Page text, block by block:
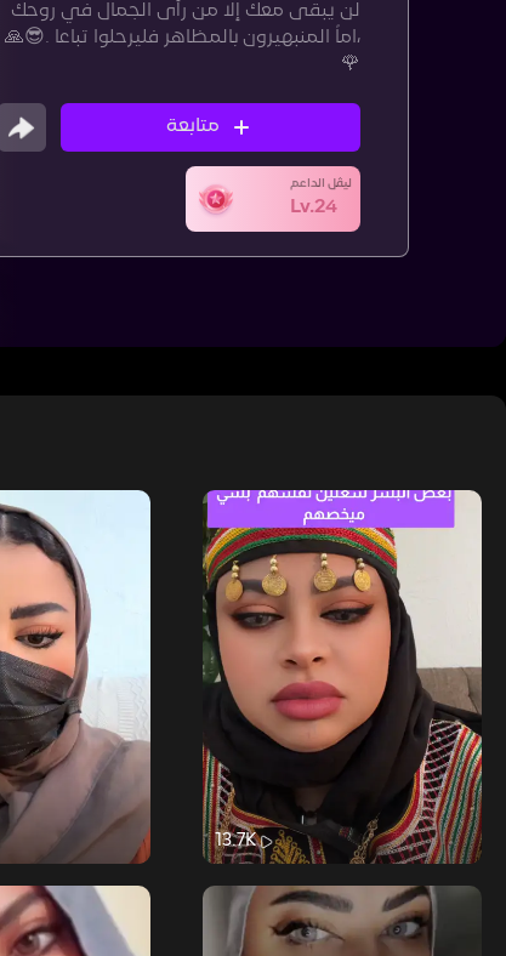
لن يبقى معك إلا من رأى الجمال في روحك
،اماً المنبهيرون بالمظاهر فليرحلوا تباعا .😎🙏
🌹
متابعة
ليڤل الداعم
Lv.24
13.7K